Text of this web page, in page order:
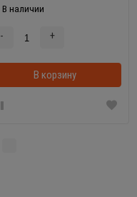
В корзинке
В наличии
- +
В корзину